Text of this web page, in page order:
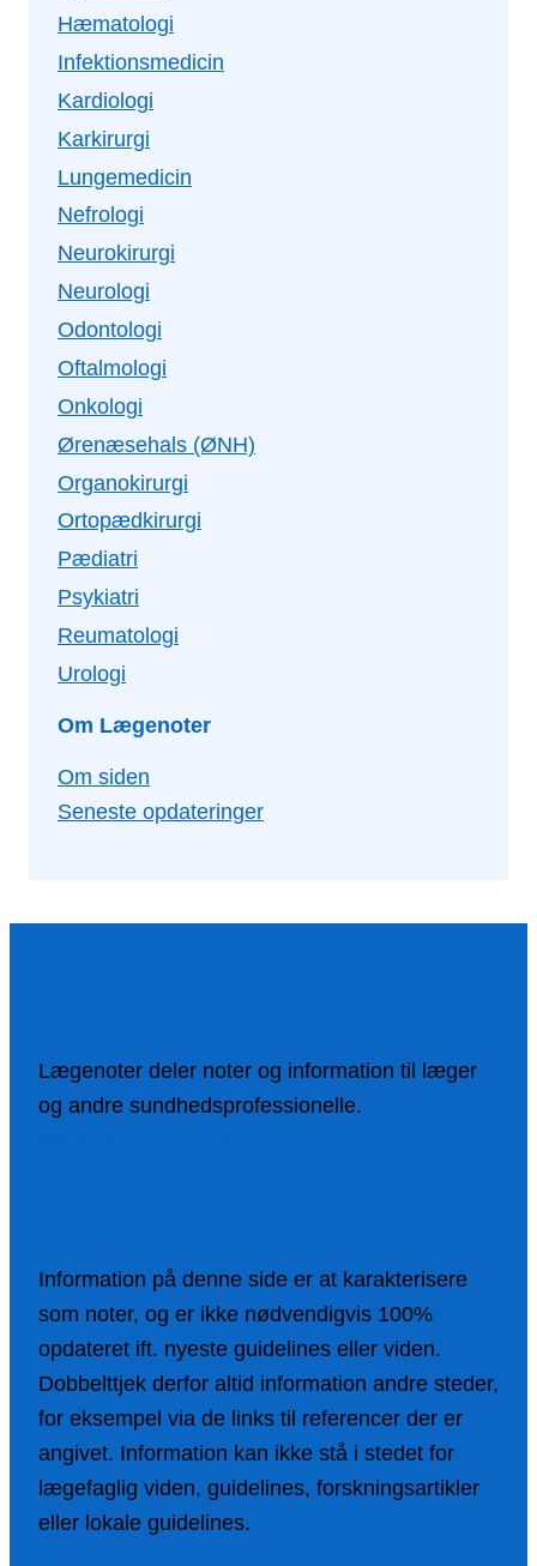
Hæmatologi
Infektionsmedicin
Kardiologi
Karkirurgi
Lungemedicin
Nefrologi
Neurokirurgi
Neurologi
Odontologi
Oftalmologi
Onkologi
Ørenæsehals (ØNH)
Organokirurgi
Ortopædkirurgi
Pædiatri
Psykiatri
Reumatologi
Urologi
Om Lægenoter
Om siden
Seneste opdateringer
Lægenoter deler noter og information til læger
og andre sundhedsprofessionelle.
Information på denne side er at karakterisere
som noter, og er ikke nødvendigvis 100%
opdateret ift. nyeste guidelines eller viden.
Dobbelttjek derfor altid information andre steder,
for eksempel via de links til referencer der er
angivet. Information kan ikke stå i stedet for
lægefaglig viden, guidelines, forskningsartikler
eller lokale guidelines.